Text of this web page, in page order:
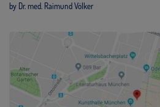
by Dr. med. Raimund Völker